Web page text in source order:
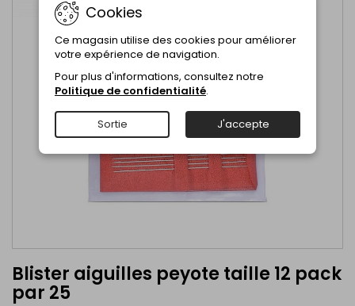
Blister aiguilles peyote taille 12 pack
par 25
Cookies
Ce magasin utilise des cookies pour améliorer
votre expérience de navigation.
Pour plus d'informations, consultez notre
Politique de confidentialité.
Sortie J'accepte